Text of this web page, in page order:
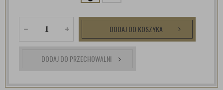
DODAJ DO KOSZYKA
DODAJ DO PRZECHOWALNI